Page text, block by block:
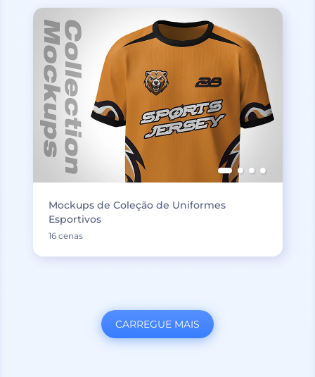
Mockups de Coleção de Uniformes
Esportivos
16 cenas
CARREGUE MAIS